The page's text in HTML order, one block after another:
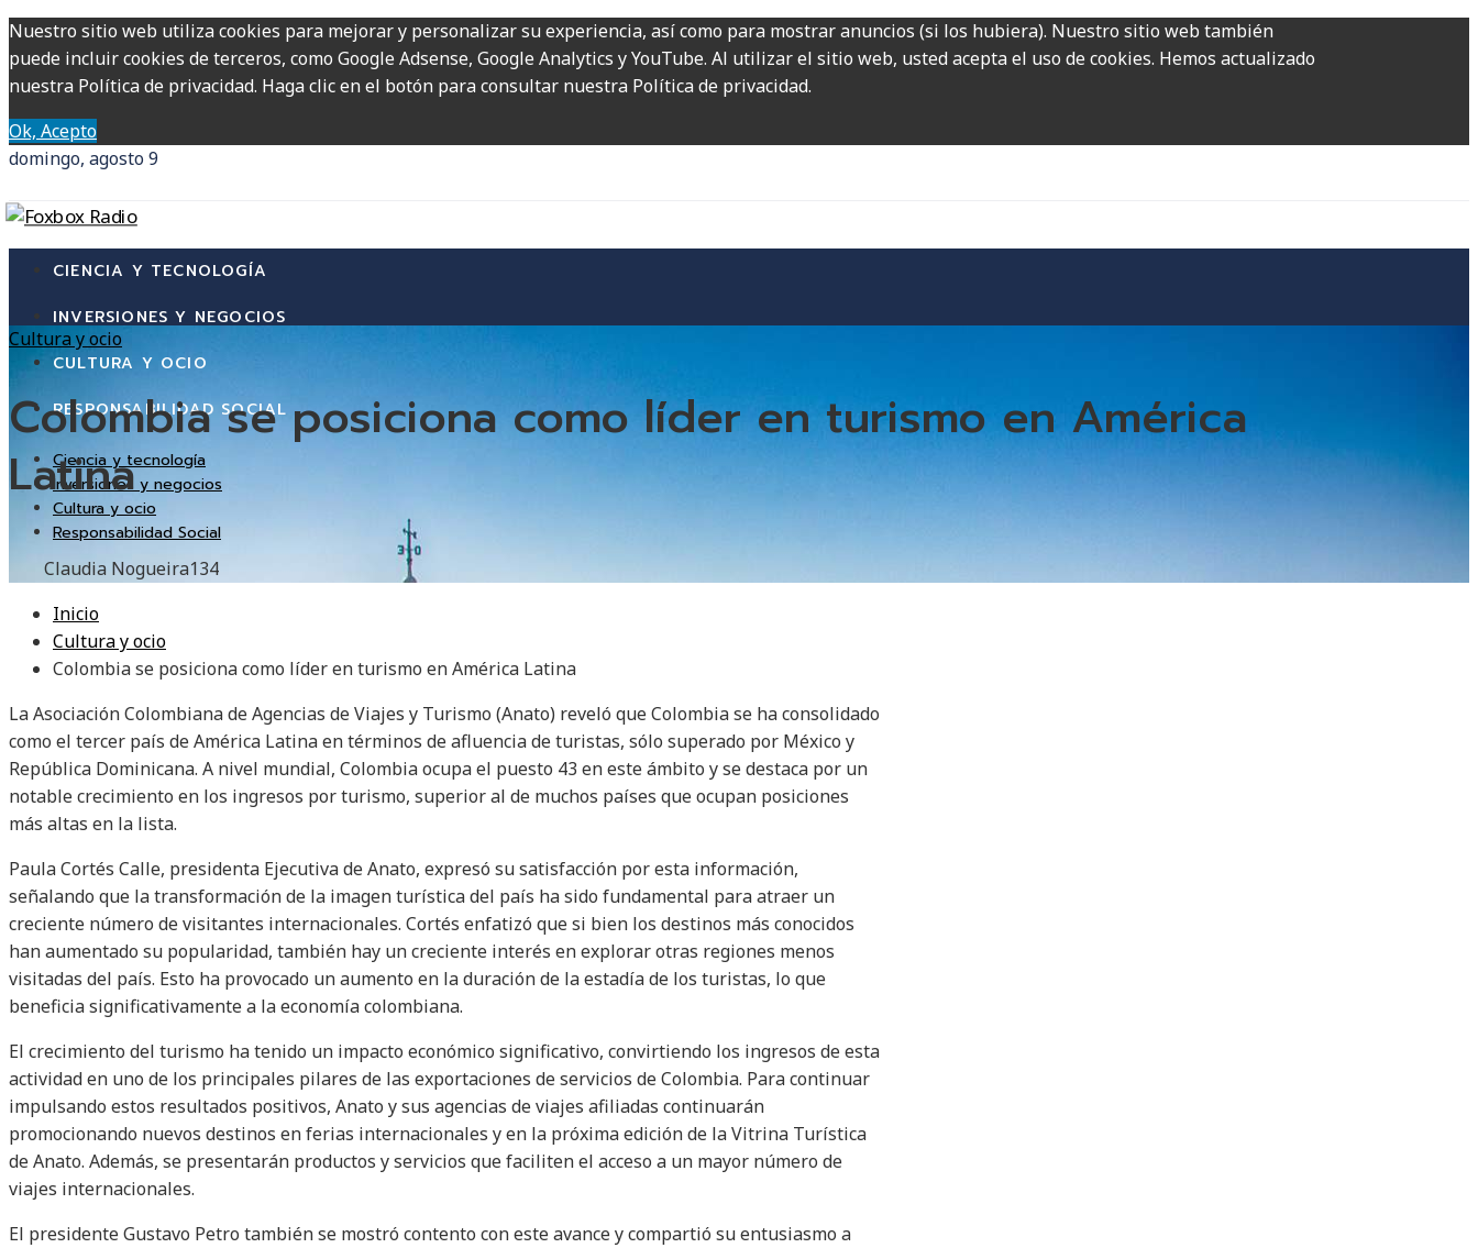
Nuestro sitio web utiliza cookies para mejorar y personalizar su experiencia, así como para mostrar anuncios (si los hubiera). Nuestro sitio web también
puede incluir cookies de terceros, como Google Adsense, Google Analytics y YouTube. Al utilizar el sitio web, usted acepta el uso de cookies. Hemos actualizado
nuestra Política de privacidad. Haga clic en el botón para consultar nuestra Política de privacidad.
Ok, Acepto
domingo, agosto 9
CIENCIA Y TECNOLOGÍA
INVERSIONES Y NEGOCIOS
CULTURA Y OCIO
RESPONSABILIDAD SOCIAL
Ciencia y tecnología
Inversiones y negocios
Cultura y ocio
Responsabilidad Social
Cultura y ocio
Colombia se posiciona como líder en turismo en América
Latina
Claudia Nogueira134
Inicio
Cultura y ocio
Colombia se posiciona como líder en turismo en América Latina
La Asociación Colombiana de Agencias de Viajes y Turismo (Anato) reveló que Colombia se ha consolidado
como el tercer país de América Latina en términos de afluencia de turistas, sólo superado por México y
República Dominicana. A nivel mundial, Colombia ocupa el puesto 43 en este ámbito y se destaca por un
notable crecimiento en los ingresos por turismo, superior al de muchos países que ocupan posiciones
más altas en la lista.
Paula Cortés Calle, presidenta Ejecutiva de Anato, expresó su satisfacción por esta información,
señalando que la transformación de la imagen turística del país ha sido fundamental para atraer un
creciente número de visitantes internacionales. Cortés enfatizó que si bien los destinos más conocidos
han aumentado su popularidad, también hay un creciente interés en explorar otras regiones menos
visitadas del país. Esto ha provocado un aumento en la duración de la estadía de los turistas, lo que
beneficia significativamente a la economía colombiana.
El crecimiento del turismo ha tenido un impacto económico significativo, convirtiendo los ingresos de esta
actividad en uno de los principales pilares de las exportaciones de servicios de Colombia. Para continuar
impulsando estos resultados positivos, Anato y sus agencias de viajes afiliadas continuarán
promocionando nuevos destinos en ferias internacionales y en la próxima edición de la Vitrina Turística
de Anato. Además, se presentarán productos y servicios que faciliten el acceso a un mayor número de
viajes internacionales.
El presidente Gustavo Petro también se mostró contento con este avance y compartió su entusiasmo a